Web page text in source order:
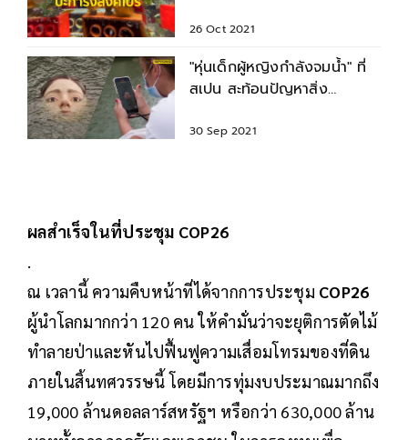
26 Oct 2021
"หุ่นเด็กผู้หญิงกำลังจมน้ำ" ที่
สเปน สะท้อนปัญหาสิ่ง
30 Sep 2021
ผลสำเร็จในที่ประชุม COP26
.
ณ เวลานี้ ความคืบหน้าที่ได้จากการประชุม COP26
ผู้นำโลกมากกว่า 120 คน ให้คำมั่นว่าจะยุติการตัดไม้
ทำลายป่าและหันไปฟื้นฟูความเสื่อมโทรมของที่ดิน
ภายในสิ้นทศวรรษนี้ โดยมีการทุ่มงบประมาณมากถึง
19,000 ล้านดอลลาร์สหรัฐฯ หรือกว่า 630,000 ล้าน